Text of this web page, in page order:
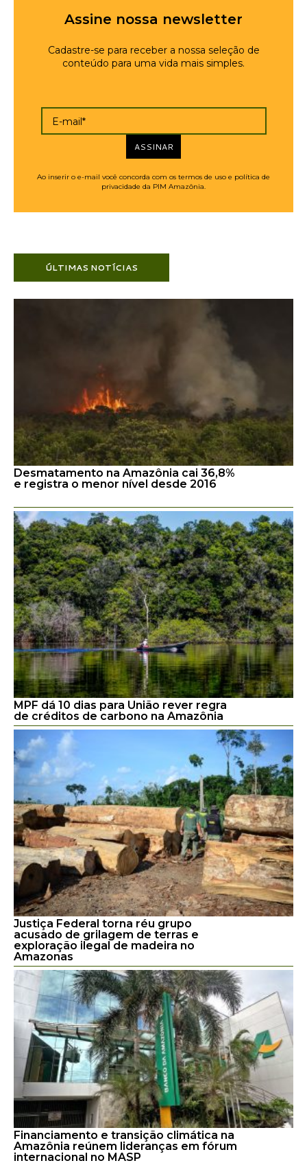
Assine nossa newsletter
Cadastre-se para receber a nossa seleção de
conteúdo para uma vida mais simples.
E-mail*
ASSINAR
Ao inserir o e-mail você concorda com os termos de uso e política de
privacidade da PIM Amazônia.
ÚLTIMAS NOTÍCIAS
Desmatamento na Amazônia cai 36,8%
e registra o menor nível desde 2016
MPF dá 10 dias para União rever regra
de créditos de carbono na Amazônia
Justiça Federal torna réu grupo
acusado de grilagem de terras e
exploração ilegal de madeira no
Amazonas
Financiamento e transição climática na
Amazônia reúnem lideranças em fórum
internacional no MASP